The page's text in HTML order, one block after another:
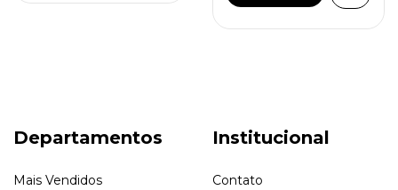
Departamentos
Mais Vendidos
Institucional
Contato